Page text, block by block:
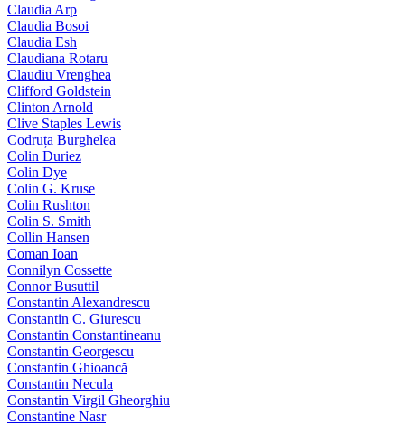
Claudia Arp
Claudia Bosoi
Claudia Esh
Claudiana Rotaru
Claudiu Vrenghea
Clifford Goldstein
Clinton Arnold
Clive Staples Lewis
Codruța Burghelea
Colin Duriez
Colin Dye
Colin G. Kruse
Colin Rushton
Colin S. Smith
Collin Hansen
Coman Ioan
Connilyn Cossette
Connor Busuttil
Constantin Alexandrescu
Constantin C. Giurescu
Constantin Constantineanu
Constantin Georgescu
Constantin Ghioancă
Constantin Necula
Constantin Virgil Gheorghiu
Constantine Nasr